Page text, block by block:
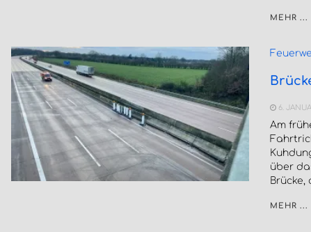
MEHR ...
6.
Am
über
MEHR ...